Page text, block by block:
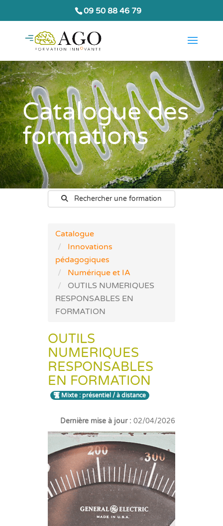
09 50 88 46 79
Catalogue des
formations
Rechercher une formation
Catalogue
Innovations
pédagogiques
Numérique et IA
OUTILS NUMERIQUES
RESPONSABLES EN
FORMATION
OUTILS
NUMERIQUES
RESPONSABLES
EN FORMATION
Mixte : présentiel / à distance
Dernière mise à jour :02/04/2026